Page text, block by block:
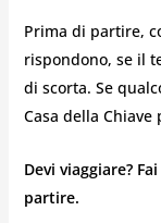
Prima di partire,
rispondono, se il
di scorta. Se
Casa della
Devi viaggiare?
partire.